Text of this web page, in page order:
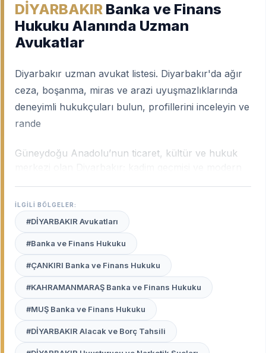
DİYARBAKIR Banka ve Finans
Hukuku Alanında Uzman
Avukatlar
Diyarbakır uzman avukat listesi. Diyarbakır'da ağır
ceza, boşanma, miras ve arazi uyuşmazlıklarında
deneyimli hukukçuları bulun, profillerini inceleyin ve
rande
Güneydoğu Anadolu’nun ticaret, kültür ve hukuk
merkezi olması, Diyarbakır'ı bölgedeki hukuki
süreçlerin nihai karar noktalarından biri haline
getirmiştir.
Diyarbakır uzman avukatları
sosyal dinamikleri bilen hem de teknik hukuk
metinlerini mahkeme salonlarında başarıyla savunan
profesyonellerdir.
Avukat Burada platformu, Kayapınar’dan Sur’a,
Bağlar’dan Yenişehir’e kadar Diyarbakır’ın her
noktasındaki seçkin avukatları sizin için listeler.
İLGİLİ BÖLGELER:
#DİYARBAKIR Avukatları
#Banka ve Finans Hukuku
#ÇANKIRI Banka ve Finans Hukuku
#KAHRAMANMARAŞ Banka ve Finans Hukuku
#MUŞ Banka ve Finans Hukuku
#DİYARBAKIR Alacak ve Borç Tahsili